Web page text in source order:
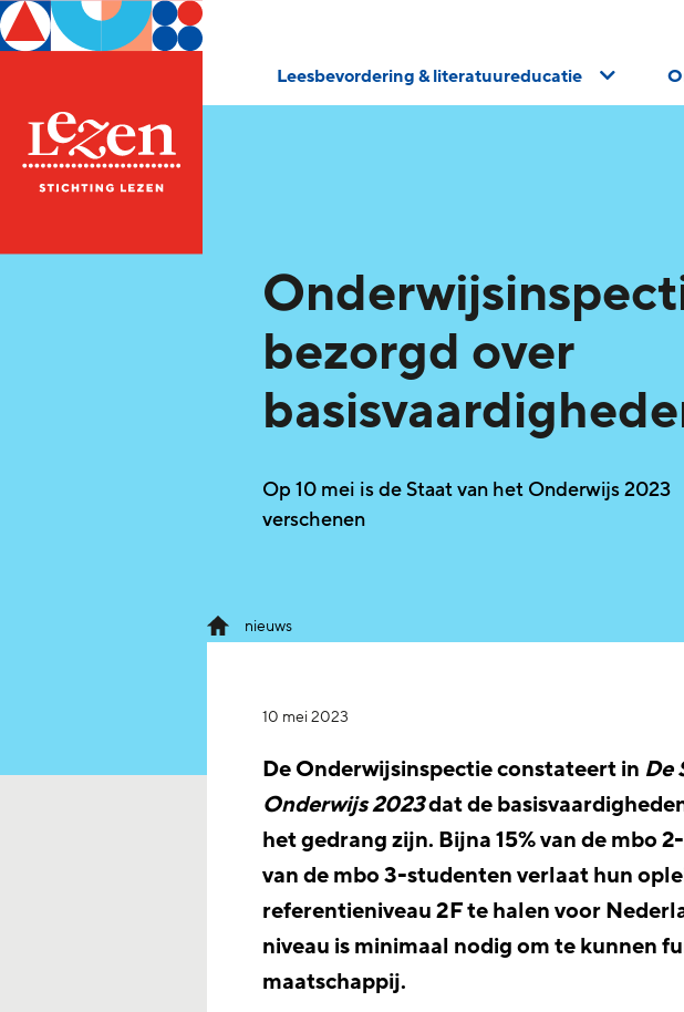
Leesbevordering & literatuureducatie
bezorgd over
Op 10 mei is de Staat van het Onderwijs 2023
verschenen
nieuws
10 mei 2023
De Onderwijsinspectie constateert in De
Onderwijs 2023dat de
het gedrang zijn. Bijna 15% van de mbo
van de mbo 3-studenten verlaat hun
referentieniveau 2F te halen voor
niveau is minimaal nodig om te kunnen
maatschappij.